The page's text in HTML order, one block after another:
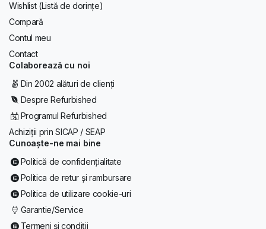
Wishlist (Listă de dorințe)
Compară
Contul meu
Contact
Colaborează cu noi
Din 2002 alături de clienți
Despre Refurbished
Programul Refurbished
Achiziții prin SICAP / SEAP
Cunoaște-ne mai bine
Politică de confidențialitate
Politica de retur și rambursare
Politica de utilizare cookie-uri
Garantie/Service
Termeni și condiții